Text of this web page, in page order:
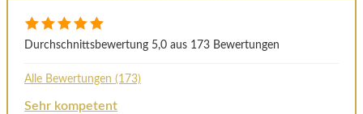
Durchschnittsbewertung 5,0 aus 173 Bewertungen
Alle Bewertungen (173)
Sehr kompetent